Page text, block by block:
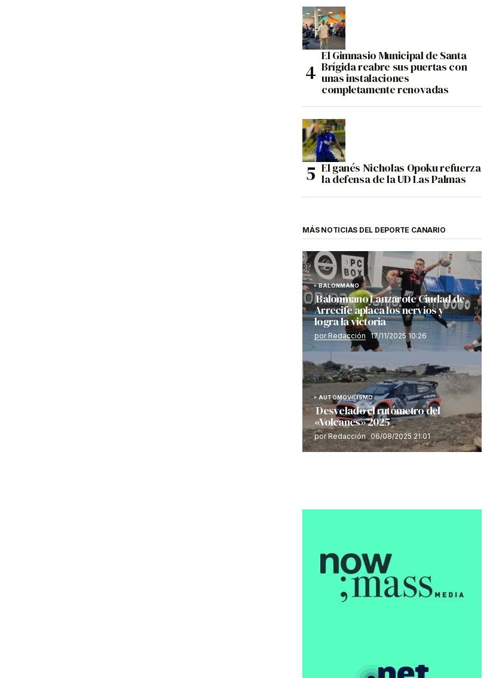
El Gimnasio Municipal de Santa
Brígida reabre sus puertas con
unas instalaciones
completamente renovadas
El ganés Nicholas Opoku refuerza
la defensa de la UD Las Palmas
MÁS NOTICIAS DEL DEPORTE CANARIO
BALONMANO
Balonmano Lanzarote Ciudad de
Arrecife aplaca los nervios y
logra la victoria
por Redacción 17/11/2025 10:26
AUTOMOVILISMO
Desvelado el rutómetro del
«Volcanes» 2025
por Redacción 06/08/2025 21:01